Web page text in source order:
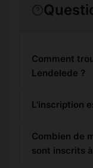
Comment
Lendelede ?
L'inscription
Combien de
sont inscrits